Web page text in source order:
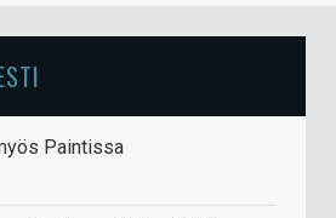
Paintissa